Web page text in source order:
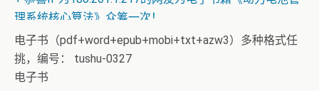
理系统核心算法》众筹一次！
电子书（pdf+word+epub+mobi+txt+azw3）多种格式任
挑，编号： tushu-0327
电子书